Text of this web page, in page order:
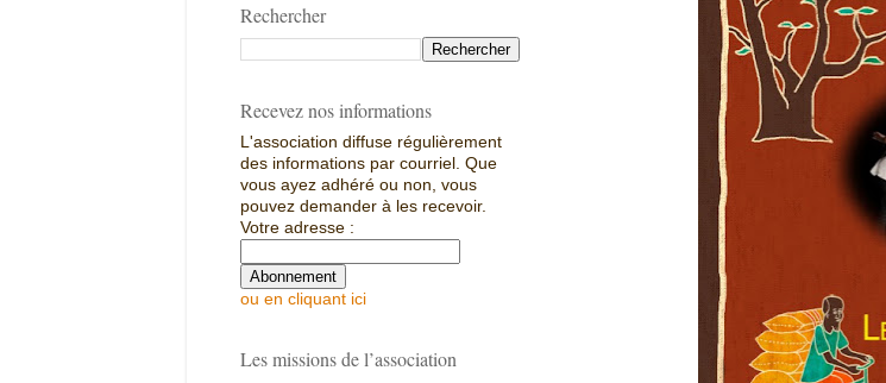
Rechercher
Recevez nos informations
L'association diffuse régulièrement
des informations par courriel. Que
vous ayez adhéré ou non, vous
pouvez demander à les recevoir.
Votre adresse :
ou en cliquant ici
Les missions de l’association